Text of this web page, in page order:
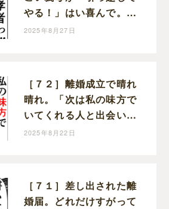
やる！」はい喜んで。ク
セ強義母に抗う嫁達｜岡
2025年8月27日
［７２］離婚成立で晴れ
晴れ。「次は私の味方で
いてくれる人と出会いた
い」と前を向く。クセ強
2025年8月22日
［７１］差し出された離
婚届。どれだけすがって